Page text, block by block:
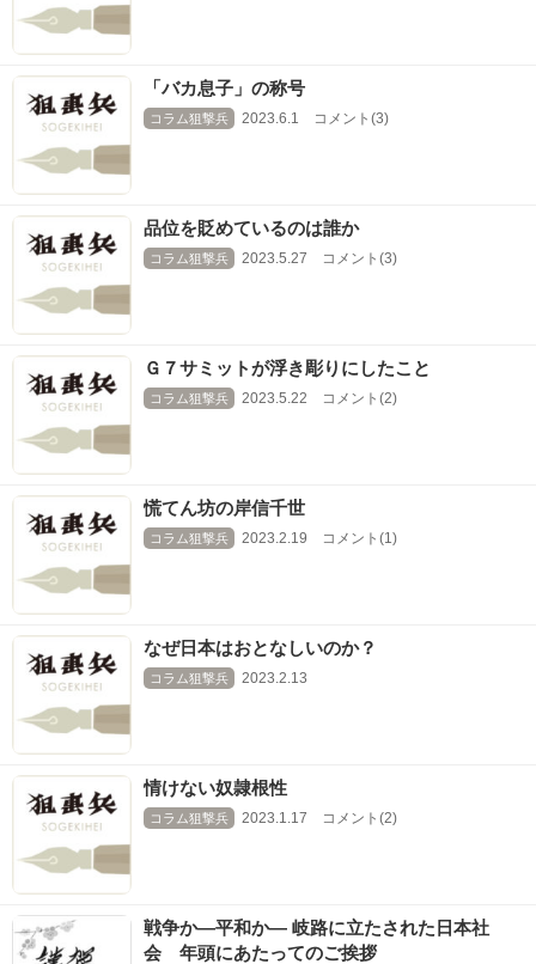
「バカ息子」の称号
コラム狙撃兵 2023.6.1 コメント(3)
品位を貶めているのは誰か
コラム狙撃兵 2023.5.27 コメント(3)
Ｇ７サミットが浮き彫りにしたこと
コラム狙撃兵 2023.5.22 コメント(2)
慌てん坊の岸信千世
コラム狙撃兵 2023.2.19 コメント(1)
なぜ日本はおとなしいのか？
コラム狙撃兵 2023.2.13
情けない奴隷根性
コラム狙撃兵 2023.1.17 コメント(2)
戦争か―平和か― 岐路に立たされた日本社
会 年頭にあたってのご挨拶